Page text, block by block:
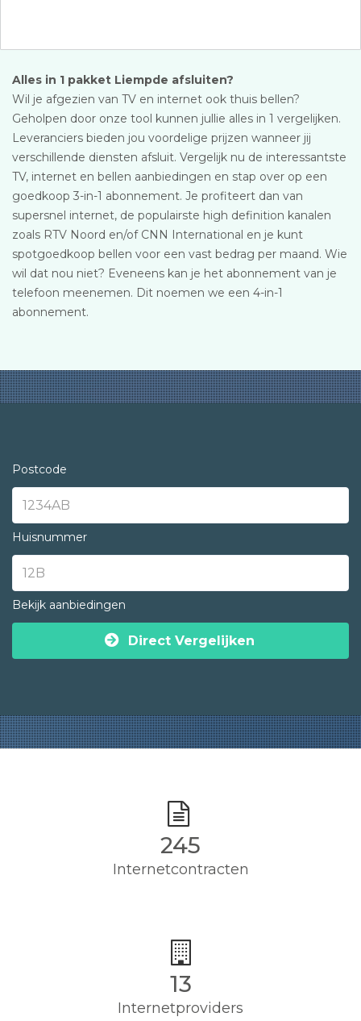
Alles in 1 pakket Liempde afsluiten?
Wil je afgezien van TV en internet ook thuis bellen?
Geholpen door onze tool kunnen jullie alles in 1 vergelijken.
Leveranciers bieden jou voordelige prijzen wanneer jij
verschillende diensten afsluit. Vergelijk nu de interessantste
TV, internet en bellen aanbiedingen en stap over op een
goedkoop 3-in-1 abonnement. Je profiteert dan van
supersnel internet, de populairste high definition kanalen
zoals RTV Noord en/of CNN International en je kunt
spotgoedkoop bellen voor een vast bedrag per maand. Wie
wil dat nou niet? Eveneens kan je het abonnement van je
telefoon meenemen. Dit noemen we een 4-in-1
abonnement.
Postcode
Huisnummer
Bekijk aanbiedingen
Direct Vergelijken
245
Internetcontracten
13
Internetproviders